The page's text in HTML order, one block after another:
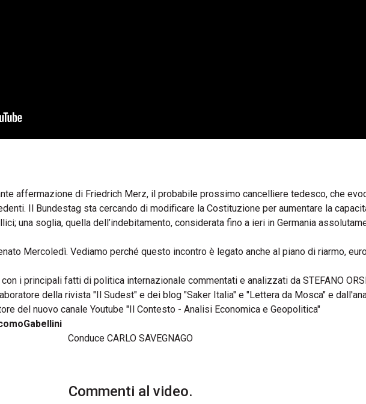
affermazione di Friedrich Merz, il probabile prossimo cancelliere tedesco, che
Il Bundestag sta cercando di modificare la Costituzione per aumentare la
una soglia, quella dell’indebitamento, considerata fino a ieri in Germania
Mercoledì. Vediamo perché questo incontro è legato anche al piano di riarmo,
i principali fatti di politica internazionale commentati e analizzati da STEFANO
della rivista "Il Sudest" e dei blog "Saker Italia" e "Lettera da Mosca" e
del nuovo canale Youtube "Il Contesto - Analisi Economica e Geopolitica"
Conduce CARLO SAVEGNAGO
Commenti al video.